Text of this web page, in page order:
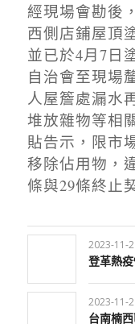
經現場會勘後
西側店鋪屋頂
並已於4月7日
自治會至現場
人屋簷處漏水
堆放雜物等相
貼告示，限市
移除佔用物，
條與29條終止
2023-11-
登革熱
2023-11-
台南楠